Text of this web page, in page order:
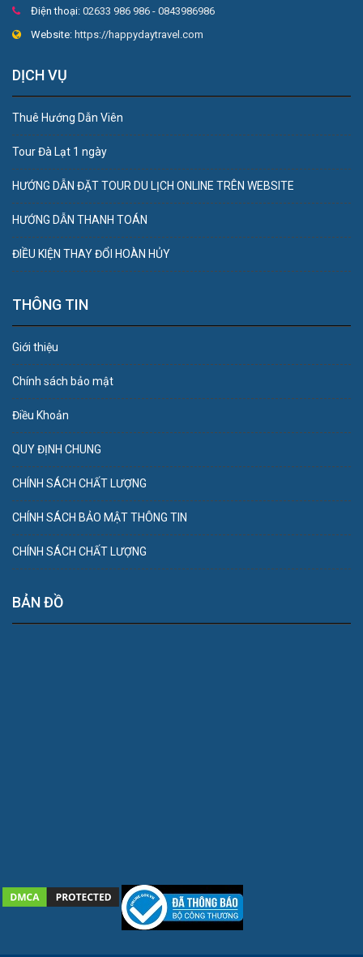
Điện thoại: 02633 986 986 - 0843986986
Website: https://happydaytravel.com
DỊCH VỤ
Thuê Hướng Dẫn Viên
Tour Đà Lạt 1 ngày
HƯỚNG DẪN ĐẶT TOUR DU LỊCH ONLINE TRÊN WEBSITE
HƯỚNG DẪN THANH TOÁN
ĐIỀU KIỆN THAY ĐỔI HOÀN HỦY
THÔNG TIN
Giới thiệu
Chính sách bảo mật
Điều Khoản
QUY ĐỊNH CHUNG
CHÍNH SÁCH CHẤT LƯỢNG
CHÍNH SÁCH BẢO MẬT THÔNG TIN
CHÍNH SÁCH CHẤT LƯỢNG
BẢN ĐỒ